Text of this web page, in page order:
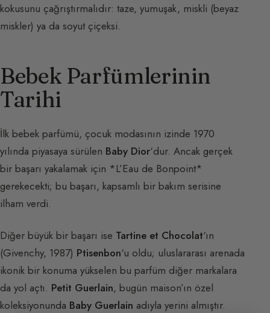
kokusunu çağrıştırmalıdır: taze, yumuşak, miskli (beyaz
miskler) ya da soyut çiçeksi.
Bebek Parfümlerinin
Tarihi
İlk bebek parfümü, çocuk modasının izinde 1970
yılında piyasaya sürülen Baby Dior‘dur. Ancak gerçek
bir başarı yakalamak için *L’Eau de Bonpoint*
gerekecekti; bu başarı, kapsamlı bir bakım serisine
ilham verdi.
Diğer büyük bir başarı ise Tartine et Chocolat‘ın
(Givenchy, 1987) Ptisenbon‘u oldu; uluslararası arenada
ikonik bir konuma yükselen bu parfüm diğer markalara
da yol açtı. Petit Guerlain, bugün maison’ın özel
koleksiyonunda Baby Guerlain adıyla yerini almıştır.